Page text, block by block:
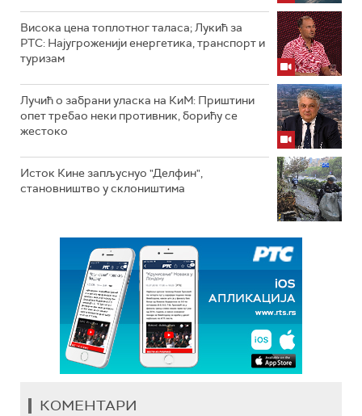
Висока цена топлотног таласа; Лукић за
РТС: Најугроженији енергетика, транспорт и
туризам
Лучић о забрани уласка на КиМ: Приштини
опет требао неки противник, борићу се
жестоко
Исток Кине запљуснуо "Делфин",
становништво у склоништима
КОМЕНТАРИ